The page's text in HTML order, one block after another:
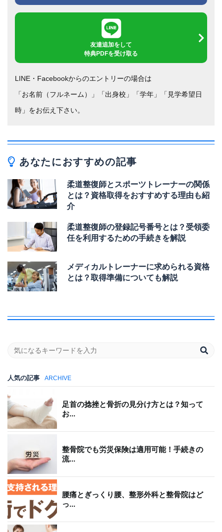
友達追加をして
特典PDFを受け取る
LINE・Facebookからのエントリーの場合は
「お名前（フルネーム）」「出身校」「学年」「見学希望日
時」をお伝え下さい。
あなたにおすすめの記事
柔道整復師とスポーツトレーナーの関係
とは？資格取得をおすすめする理由も紹
介
柔道整復師の登録記号番号とは？受領委
任を利用するための手続きを解説
メディカルトレーナーに求められる資格
とは？取得準備についても解説
人気の記事 ARCHIVE
足首の捻挫と骨折の見分け方とは？知って
お...
整骨院でも労災保険は適用可能！手続きの
流...
腰痛とぎっくり腰、整形外科と整骨院はど
っ...